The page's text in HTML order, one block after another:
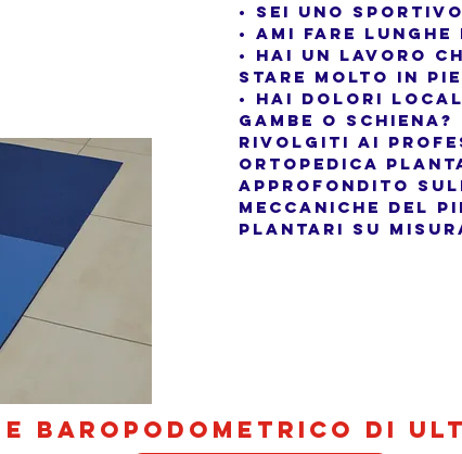
• Sei uno
• Ami fare lunghe
• Hai un lavoro
stare molto in
• Hai dolori
gambe o schiena?
Rivolgiti ai
ortopedica
approfondito
meccaniche del
plantari su
BAROPODOMETRICO DI